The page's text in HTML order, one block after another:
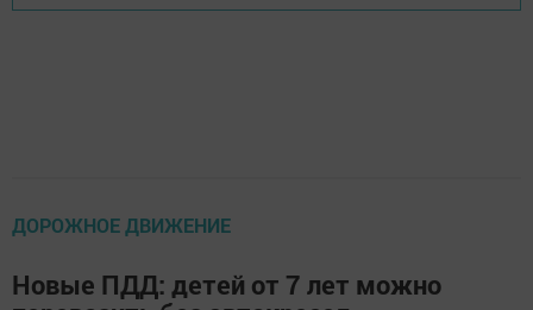
ДОРОЖНОЕ ДВИЖЕНИЕ
Новые ПДД: детей от 7 лет можно